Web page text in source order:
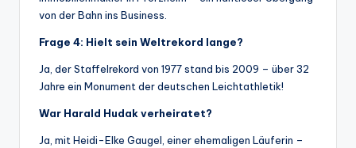
von der Bahn ins Business.
Frage 4: Hielt sein Weltrekord lange?
Ja, der Staffelrekord von 1977 stand bis 2009 – über 32
Jahre ein Monument der deutschen Leichtathletik!
War Harald Hudak verheiratet?
Ja, mit Heidi-Elke Gaugel, einer ehemaligen Läuferin –